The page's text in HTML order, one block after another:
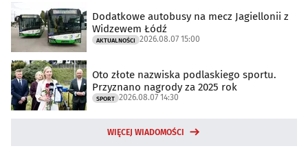
Dodatkowe autobusy na mecz Jagiellonii z
Widzewem Łódź
AKTUALNOŚCI 2026.08.07 15:00
Oto złote nazwiska podlaskiego sportu.
Przyznano nagrody za 2025 rok
SPORT 2026.08.07 14:30
WIĘCEJ WIADOMOŚCI